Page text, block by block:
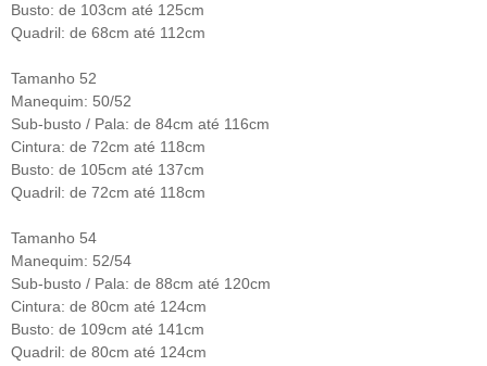
Busto: de 103cm até 125cm
Quadril: de 68cm até 112cm
Tamanho 52
Manequim: 50/52
Sub-busto / Pala: de 84cm até 116cm
Cintura: de 72cm até 118cm
Busto: de 105cm até 137cm
Quadril: de 72cm até 118cm
Tamanho 54
Manequim: 52/54
Sub-busto / Pala: de 88cm até 120cm
Cintura: de 80cm até 124cm
Busto: de 109cm até 141cm
Quadril: de 80cm até 124cm